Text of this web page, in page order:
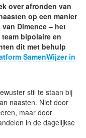
over afronden van
op een manier
Dimence – het
bipolaire en
dit met behulp
SamenWijzer in
stil te staan bij
naasten. Niet door
maar door
in de dagelijkse